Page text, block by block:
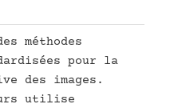
méthodes
pour la
des images.
utilise